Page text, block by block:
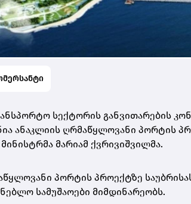
სექტორის განვითარების
ანაკლიის ღრმაწყლოვანი პორტის
მარიამ ქვრივიშვილმა.
პორტის პროექტზე
სამუშაოები მიმდინარეობს.